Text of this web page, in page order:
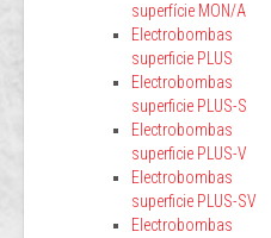
superfície MON/A
Electrobombas
superficie PLUS
Electrobombas
superficie PLUS-S
Electrobombas
superficie PLUS-V
Electrobombas
superficie PLUS-SV
Electrobombas